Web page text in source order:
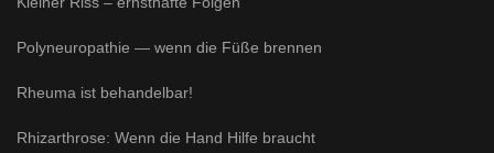
Polyneuropathie — wenn die Füße brennen
Rheuma ist behandelbar!
Rhizarthrose: Wenn die Hand Hilfe braucht